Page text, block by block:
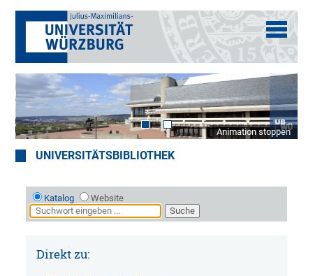
Animation stoppen
UNIVERSITÄTSBIBLIOTHEK
Katalog Website
Direkt zu: